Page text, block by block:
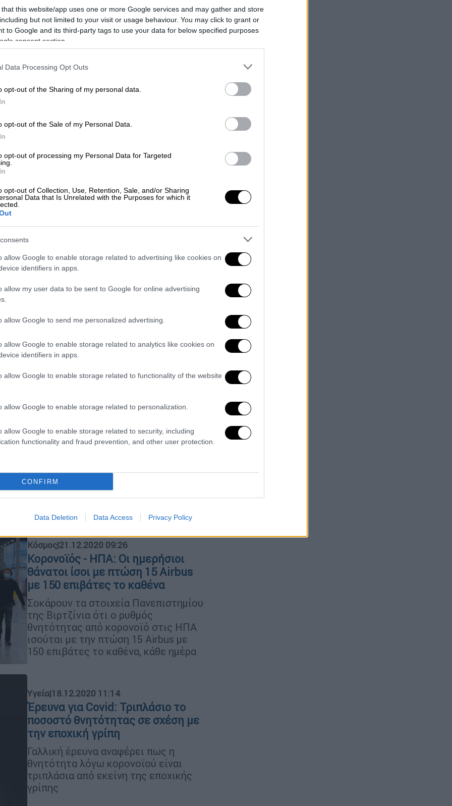
that this website/app uses one or more Google services and may gather and store
but not limited to your visit or usage behaviour. You may click to grant or
to Google and its third-party tags to use your data for below specified purposes
consent section.
Data Processing Opt Outs
opt-out of the Sharing of my personal data.
opt-out of the Sale of my Personal Data.
opt-out of processing my Personal Data for Targeted
opt-out of Collection, Use, Retention, Sale, and/or Sharing
Data that Is Unrelated with the Purposes for which it
allow Google to enable storage related to advertising like cookies on
identifiers in apps.
allow my user data to be sent to Google for online advertising
allow Google to send me personalized advertising.
allow Google to enable storage related to analytics like cookies on
identifiers in apps.
allow Google to enable storage related to functionality of the website
allow Google to enable storage related to personalization.
allow Google to enable storage related to security, including
functionality and fraud prevention, and other user protection.
CONFIRM
Data Deletion Data Access Privacy Policy
Κόσμος|15.04.2022 09:25
Βραζιλία: Υψηλότερη κατά 60% η
θνητότητα του κορονοϊού στις
πόλεις που ψήφισαν Μπολσονάρου
Ο ακροδεξιός πρόεδρος «υποβάθμισε
«διαφήμισε θεραπείες η
εκ των συγγραφέων της έρευνας
νοσηλευόμενων σε ΜΕΘ Covid στο
«Παπανικολάου» μέσα σε ένα
Περισσότεροι από το 10% των
παρέμειναν εκτός ΜΕΘ για 1-4 ημέρες
Κορονοϊός: Σοκάρει το 100%
ΤΟ ΔΣ του νοσοκομείου στο Αγρίνιο
περιστατικά
Ελλάδα|07.01.2021 21:46
Κορονοϊός: Τι σημαίνει το υψηλό
ποσοστό θνητότητας που
θανάτων σε 100 κρούσματα
κορονοϊού, αλλά είναι πολύ χαμηλά
πληθυσμού.
Κόσμος|21.12.2020 09:26
Κορονοϊός - ΗΠΑ: Οι ημερήσιοι
θάνατοι ίσοι με πτώση 15 Airbus
με 150 επιβάτες το καθένα
Σοκάρουν τα στοιχεία Πανεπιστημίου
της Βιρτζίνια ότι ο ρυθμός
θνητότητας από κορονοϊό στις ΗΠΑ
ισούται με την πτώση 15 Airbus με
150 επιβάτες το καθένα, κάθε ημέρα
Υγεία|18.12.2020 11:14
Έρευνα για Covid: Τριπλάσιο το
ποσοστό θνητότητας σε σχέση με
την εποχική γρίπη
Γαλλική έρευνα αναφέρει πως η
θνητότητα λόγω κορονοϊού είναι
τριπλάσια από εκείνη της εποχικής
γρίπης